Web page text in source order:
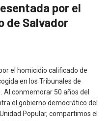
por el
de Salvador
el homicidio calificado de
en los Tribunales de
Al conmemorar 50 años del
el gobierno democrático del
Popular, compartimos el